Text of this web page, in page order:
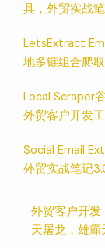
具，外贸实战笔
LetsExtract
地多链组合爬
Local Scraper
外贸客户开发
Social Email
外贸实战笔记
外贸客户开
天屠龙，雄